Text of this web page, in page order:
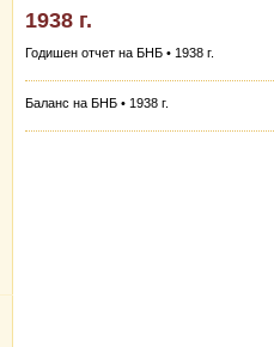
1938 г.
Годишен отчет на БНБ • 1938 г.
Баланс на БНБ • 1938 г.